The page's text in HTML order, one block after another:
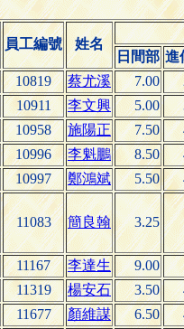
員工編號
姓名
日間部 進
10819 蔡尤溪 7.00
10911 李文興 5.00
10958 施陽正 7.50
10996 李魁鵬 8.50
10997 鄭鴻斌 5.50
11083 簡良翰 3.25
11167 李達生 9.00
11319 楊安石 3.50
11677 顏維謀 6.50